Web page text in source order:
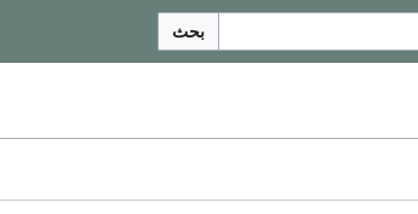
بحث